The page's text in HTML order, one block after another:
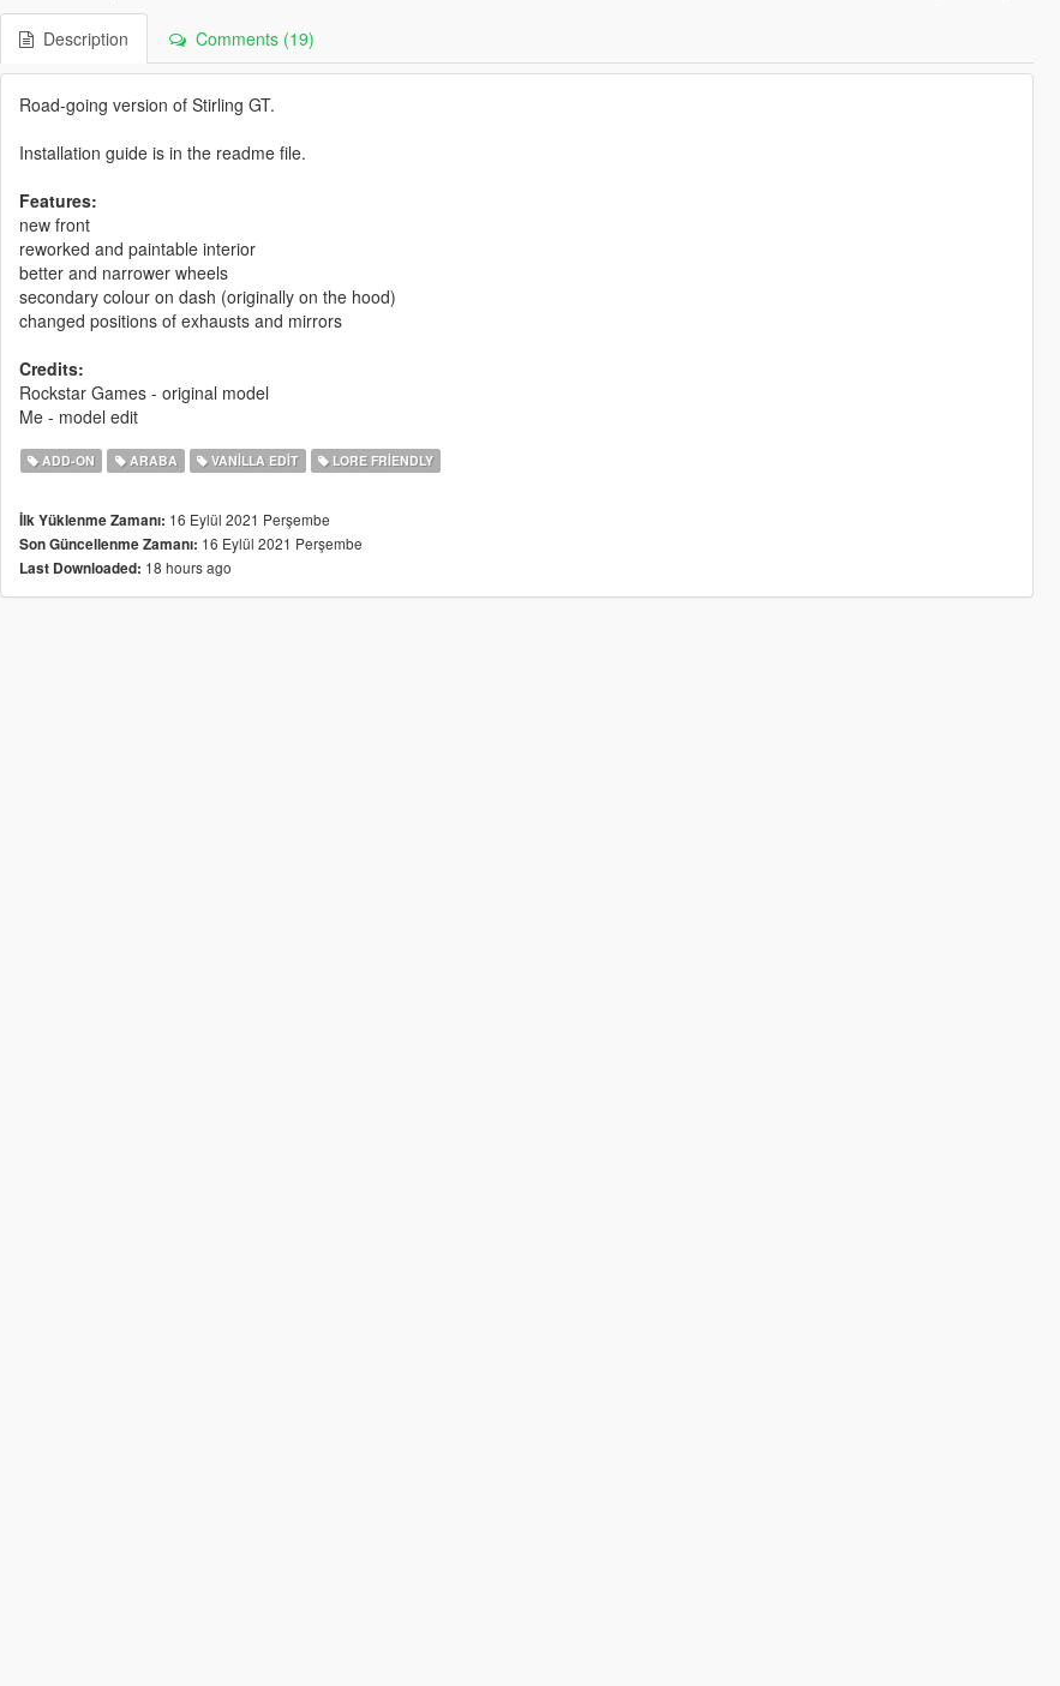
Description Comments (19)
Road-going version of Stirling GT.
Installation guide is in the readme file.
Features:
new front
reworked and paintable interior
better and narrower wheels
secondary colour on dash (originally on the hood)
changed positions of exhausts and mirrors
Credits:
Rockstar Games - original model
Me - model edit
ADD-ON ARABA VANILLA EDIT LORE FRIENDLY
İlk Yüklenme Zamanı: 16 Eylül 2021 Perşembe
Son Güncellenme Zamanı: 16 Eylül 2021 Perşembe
Last Downloaded: 18 hours ago